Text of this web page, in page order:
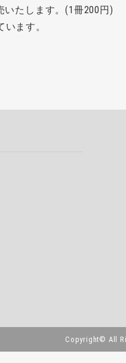
いたします。(1冊200円)
ます。
Copyright© All